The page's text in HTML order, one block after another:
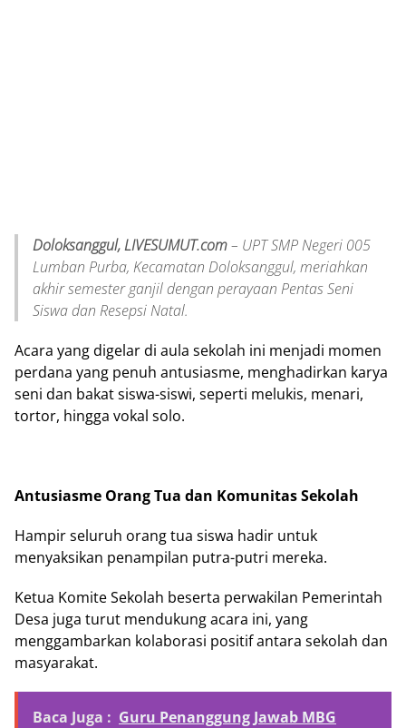
Doloksanggul, LIVESUMUT.com– UPT SMP Negeri 005
Lumban Purba, Kecamatan Doloksanggul, meriahkan
akhir semester ganjil dengan perayaan Pentas Seni
Siswa dan Resepsi Natal.
Acara yang digelar di aula sekolah ini menjadi momen
perdana yang penuh antusiasme, menghadirkan karya
seni dan bakat siswa-siswi, seperti melukis, menari,
tortor, hingga vokal solo.
Antusiasme Orang Tua dan Komunitas Sekolah
Hampir seluruh orang tua siswa hadir untuk
menyaksikan penampilan putra-putri mereka.
Ketua Komite Sekolah beserta perwakilan Pemerintah
Desa juga turut mendukung acara ini, yang
menggambarkan kolaborasi positif antara sekolah dan
masyarakat.
Baca Juga : Guru Penanggung Jawab MBG